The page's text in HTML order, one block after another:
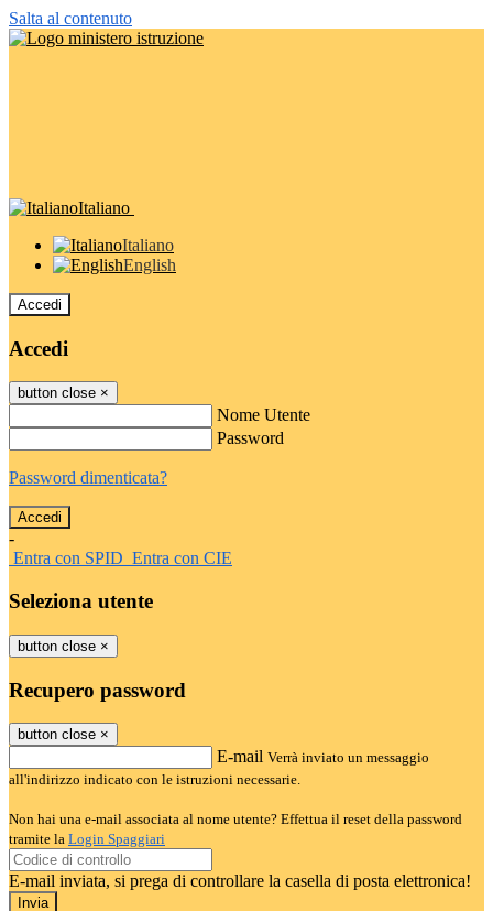
Salta al contenuto
Italiano
Italiano
English
Accedi
Accedi
button close ×
Nome Utente
Password
Password dimenticata?
-
Entra con SPID Entra con CIE
Seleziona utente
button close ×
Recupero password
button close ×
E-mail Verrà inviato un messaggio
all'indirizzo indicato con le istruzioni necessarie.
Non hai una e-mail associata al nome utente? Effettua il reset della password
tramite la Login Spaggiari
E-mail inviata, si prega di controllare la casella di posta elettronica!